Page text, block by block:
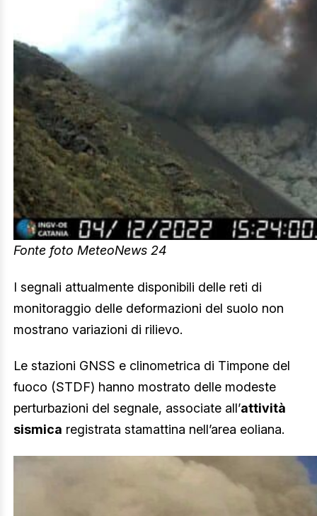
Fonte foto MeteoNews 24
I segnali attualmente disponibili delle reti di
monitoraggio delle deformazioni del suolo non
mostrano variazioni di rilievo.
Le stazioni GNSS e clinometrica di Timpone del
fuoco (STDF) hanno mostrato delle modeste
perturbazioni del segnale, associate all’attività
sismica registrata stamattina nell’area eoliana.